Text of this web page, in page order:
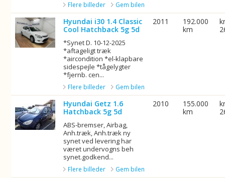
Gem bilen
Flere billeder
Hyundai i30 1.4 Classic
Cool Hatchback 5g 5d
*Synet D. 10-12-2025
*aftageligt træk
*aircondition *el-klapbare
sidespejle *tågelygter
*fjernb. cen...
Gem bilen
Flere billeder
2011
192.000
km
Hyundai Getz 1.6
Hatchback 5g 5d
ABS-bremser, Airbag,
Anh.træk, Anh.træk ny
synet ved levering har
været undervogns beh
synet.godkend...
Gem bilen
Flere billeder
2010
155.000
km